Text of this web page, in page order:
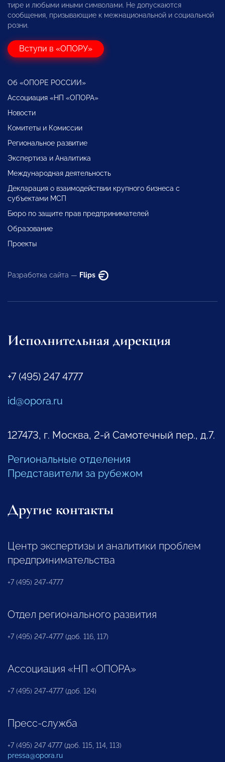
тире и любыми иными символами. Не допускаются
сообщения, призывающие к межнациональной и социальной
розни.
Вступи в «ОПОРУ»
Об «ОПОРЕ РОССИИ»
Ассоциация «НП «ОПОРА»
Новости
Комитеты и Комиссии
Региональное развитие
Экспертиза и Аналитика
Международная деятельность
Декларация о взаимодействии крупного бизнеса с
субъектами МСП
Бюро по защите прав предпринимателей
Образование
Проекты
Разработка сайта — Flips
Исполнительная дирекция
+7 (495) 247 4777
id@opora.ru
127473, г. Москва, 2-й Самотечный пер., д.7.
Региональные отделения
Представители за рубежом
Другие контакты
Центр экспертизы и аналитики проблем
предпринимательства
+7 (495) 247-4777
Отдел регионального развития
+7 (495) 247-4777 (доб. 116, 117)
Ассоциация «НП «ОПОРА»
+7 (495) 247-4777 (доб. 124)
Пресс-служба
+7 (495) 247 4777 (доб. 115, 114, 113)
pressa@opora.ru